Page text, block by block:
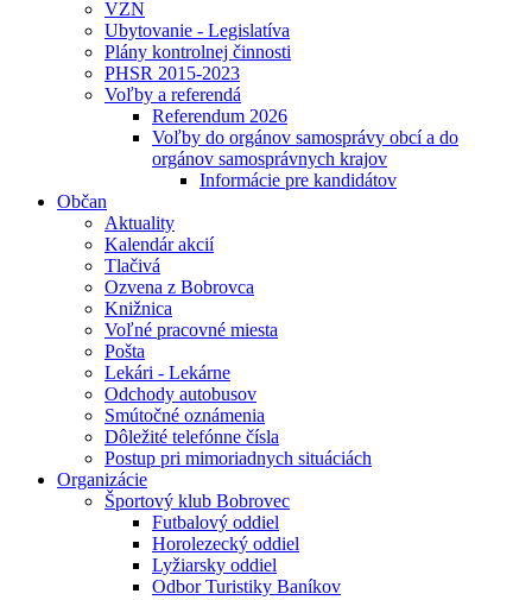
VZN
Ubytovanie - Legislatíva
Plány kontrolnej činnosti
PHSR 2015-2023
Voľby a referendá
Referendum 2026
Voľby do orgánov samosprávy obcí a do
orgánov samosprávnych krajov
Informácie pre kandidátov
Občan
Aktuality
Kalendár akcií
Tlačivá
Ozvena z Bobrovca
Knižnica
Voľné pracovné miesta
Pošta
Lekári - Lekárne
Odchody autobusov
Smútočné oznámenia
Dôležité telefónne čísla
Postup pri mimoriadnych situáciách
Organizácie
Športový klub Bobrovec
Futbalový oddiel
Horolezecký oddiel
Lyžiarsky oddiel
Odbor Turistiky Baníkov